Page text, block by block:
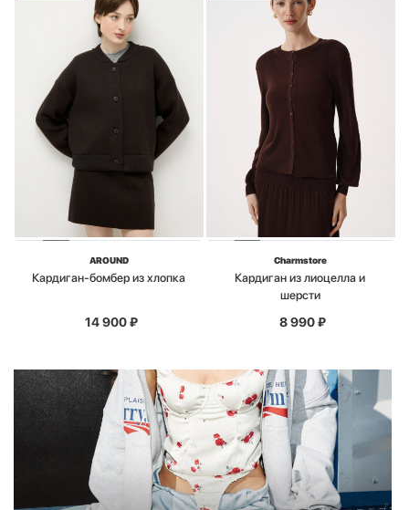
AROUND
Кардиган-бомбер из хлопка
14 900₽
Charmstore
Кардиган из лиоцелла и
шерсти
8 990₽